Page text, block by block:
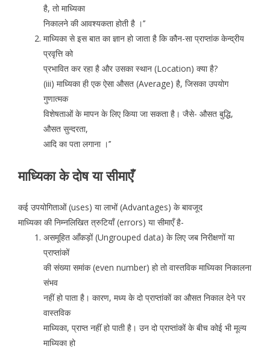
है, तो माध्यिका
निकालने की आवश्यकता होती है ।’’
माध्यिका से इस बात का ज्ञान हो जाता है कि कौन-सा प्राप्तांक केन्द्रीय
प्रवृत्ति को
प्रभावित कर रहा है और उसका स्थान (Location) क्या है?
(iii) माध्यिका ही एक ऐसा औसत (Average) है, जिसका उपयोग
गुणात्मक
विशेषताओं के मापन के लिए किया जा सकता है। जैसे- औसत बुद्धि,
औसत सुन्दरता,
आदि का पता लगाना ।’’
माध्यिका के दोष या सीमाएँ
कई उपयोगिताओं (uses) या लाभों (Advantages) के बावजूद
माध्यिका की निम्नलिखित त्रुटियाँ (errors) या सीमाएँ है-
असमूहित आँकड़ों (Ungrouped data) के लिए जब निरीक्षणों या
प्राप्तांकों
की संख्या समांक (even number) हो तो वास्तविक माध्यिका निकालना
संभव
नहीं हो पाता है। कारण, मध्य के दो प्राप्तांकों का औसत निकाल देने पर
वास्तविक
माध्यिका, प्राप्त नहींं हो पाती है। उन दो प्राप्तांकों के बीच कोई भी मूल्य
माध्यिका हो